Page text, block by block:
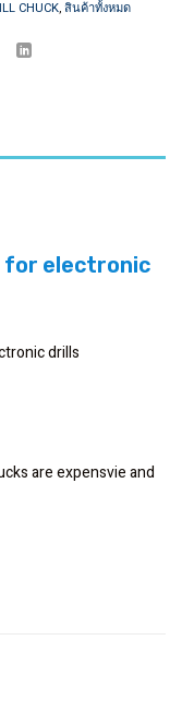
CHUCK,สินค้าทั้งหมด
for electronic
drills
are expensvie and